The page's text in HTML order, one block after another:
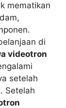
mematikan
di
videotron
setelah
Setelah